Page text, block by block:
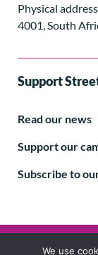
Physical
4001, South
Support
Read our news
Support our
Subscribe to
We use